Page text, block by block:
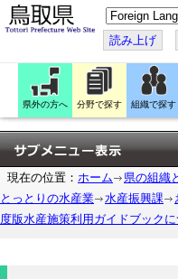
こ
の
ペ
ー
ジ
翻
訳
す
る
読み上げ
県外の方へ 分野で探す 組織で探す
現在の位置： ホーム 県の組織
とっとりの水産業
水産振興課
度版水産施策利用ガイドブック